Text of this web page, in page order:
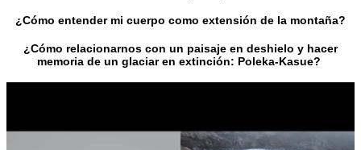
¿Cómo entender mi cuerpo como extensión de la montaña?
¿Cómo relacionarnos con un paisaje en deshielo y hacer
memoria de un glaciar en extinción: Poleka-Kasue?